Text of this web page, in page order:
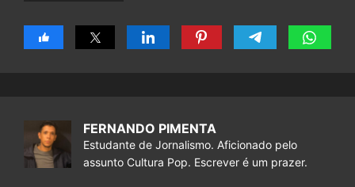
FERNANDO PIMENTA
Estudante de Jornalismo. Aficionado pelo
assunto Cultura Pop. Escrever é um prazer.